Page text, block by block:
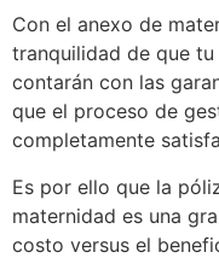
Con el anexo de
tranquilidad de que
contarán con las
que el proceso de
completamente
Es por ello que la
maternidad es una
costo versus el